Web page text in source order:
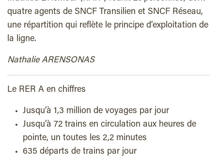
quatre agents de SNCF Transilien et SNCF Réseau,
une répartition qui reflète le principe d’exploitation de
la ligne.
Nathalie ARENSONAS
Le RER A en chiffres
Jusqu’à 1,3 million de voyages par jour
Jusqu’à 72 trains en circulation aux heures de
pointe, un toutes les 2,2 minutes
635 départs de trains par jour